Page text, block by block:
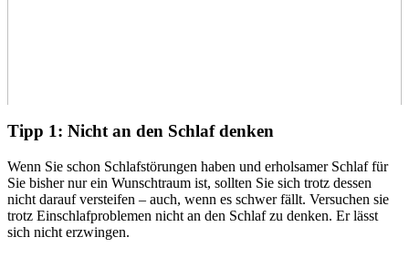
Tipp 1: Nicht an den Schlaf denken
Wenn Sie schon Schlafstörungen haben und erholsamer Schlaf für
Sie bisher nur ein Wunschtraum ist, sollten Sie sich trotz dessen
nicht darauf versteifen – auch, wenn es schwer fällt. Versuchen sie
trotz Einschlafproblemen nicht an den Schlaf zu denken. Er lässt
sich nicht erzwingen.